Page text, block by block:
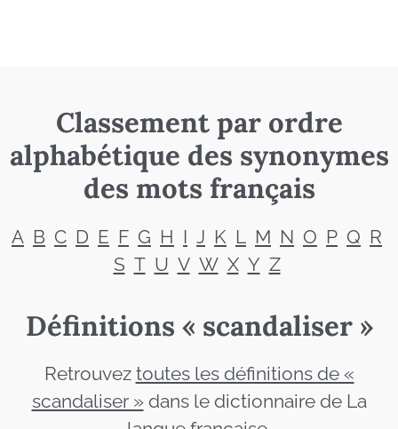
Classement par ordre
alphabétique des synonymes
des mots français
A B C D E F G H I J K L M N O P Q R
S T U V W X Y Z
Définitions « scandaliser »
Retrouvez toutes les définitions de «
scandaliser »dans le dictionnaire de La